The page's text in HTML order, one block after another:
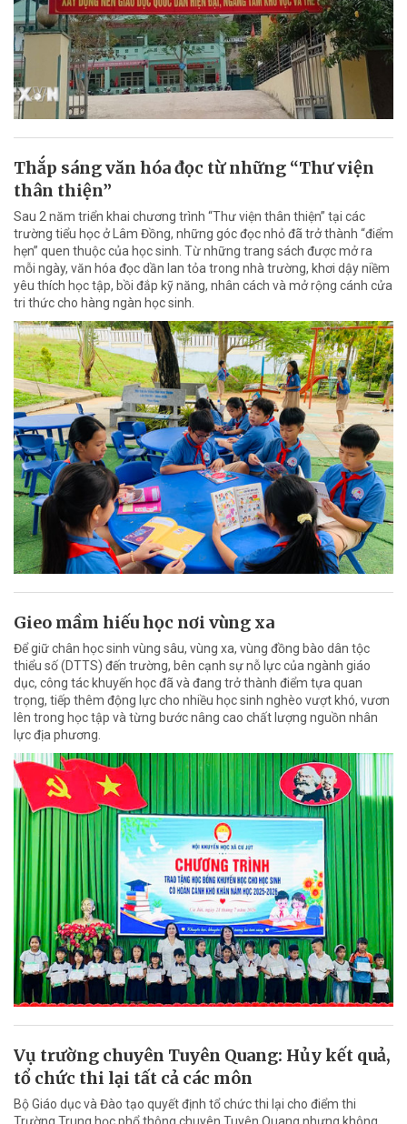
Thắp sáng văn hóa đọc từ những “Thư viện
thân thiện”
Sau 2 năm triển khai chương trình “Thư viện thân thiện” tại các
trường tiểu học ở Lâm Đồng, những góc đọc nhỏ đã trở thành “điểm
hẹn” quen thuộc của học sinh. Từ những trang sách được mở ra
mỗi ngày, văn hóa đọc dần lan tỏa trong nhà trường, khơi dậy niềm
yêu thích học tập, bồi đắp kỹ năng, nhân cách và mở rộng cánh cửa
tri thức cho hàng ngàn học sinh.
Gieo mầm hiếu học nơi vùng xa
Để giữ chân học sinh vùng sâu, vùng xa, vùng đồng bào dân tộc
thiểu số (DTTS) đến trường, bên cạnh sự nỗ lực của ngành giáo
dục, công tác khuyến học đã và đang trở thành điểm tựa quan
trọng, tiếp thêm động lực cho nhiều học sinh nghèo vượt khó, vươn
lên trong học tập và từng bước nâng cao chất lượng nguồn nhân
lực địa phương.
Vụ trường chuyên Tuyên Quang: Hủy kết quả,
tổ chức thi lại tất cả các môn
Bộ Giáo dục và Đào tạo quyết định tổ chức thi lại cho điểm thi